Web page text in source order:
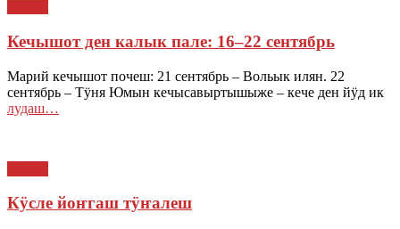
Кечышот ден калык пале: 16–22 сентябрь
Марий кечышот почеш: 21 сентябрь – Вольык илян. 22
сентябрь – Тӱня Юмын кечысавыртышыже – кече ден йӱд ик
лудаш…
Кӱсле йоҥгаш тӱҥалеш